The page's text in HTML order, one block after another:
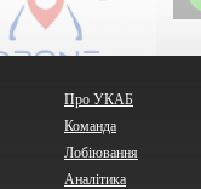
Про УКАБ
Команда
Лобіювання
Аналітика